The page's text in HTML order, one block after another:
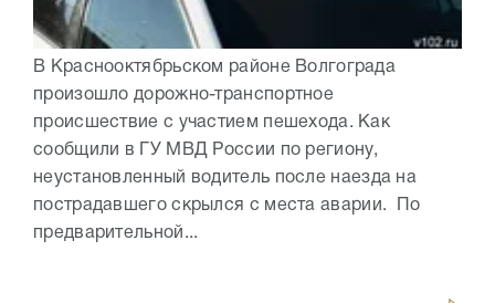
В Краснооктябрьском районе Волгограда
произошло дорожно-транспортное
происшествие с участием пешехода. Как
сообщили в ГУ МВД России по региону,
неустановленный водитель после наезда на
пострадавшего скрылся с места аварии. По
предварительной...